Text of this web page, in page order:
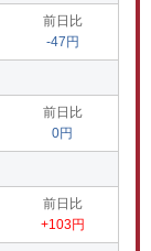
前日比
-47円
前日比
0円
前日比
+103円